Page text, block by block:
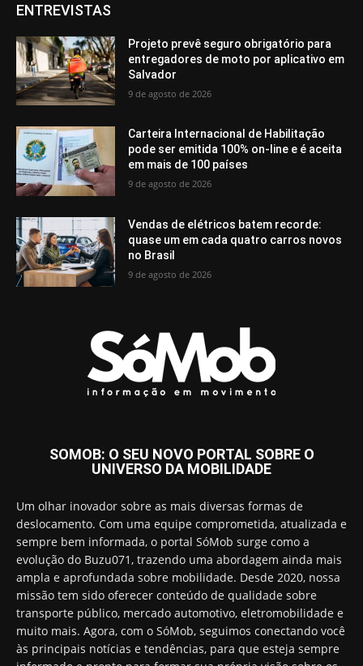
ENTREVISTAS
Projeto prevê seguro obrigatório para
entregadores de moto por aplicativo em
Salvador
9 de agosto de 2026
Carteira Internacional de Habilitação
pode ser emitida 100% on-line e é aceita
em mais de 100 países
9 de agosto de 2026
Vendas de elétricos batem recorde:
quase um em cada quatro carros novos
no Brasil
9 de agosto de 2026
SOMOB: O SEU NOVO PORTAL SOBRE O
UNIVERSO DA MOBILIDADE
Um olhar inovador sobre as mais diversas formas de
deslocamento. Com uma equipe comprometida, atualizada e
sempre bem informada, o portal SóMob surge como a
evolução do Buzu071, trazendo uma abordagem ainda mais
ampla e aprofundada sobre mobilidade. Desde 2020, nossa
missão tem sido oferecer conteúdo de qualidade sobre
transporte público, mercado automotivo, eletromobilidade e
muito mais. Agora, com o SóMob, seguimos conectando você
às principais notícias e tendências, para que esteja sempre